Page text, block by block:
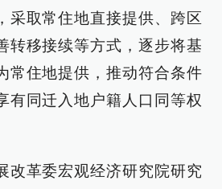
采取常住地直接提供、跨区
转移接续等方式，逐步将基
常住地提供，推动符合条件
有同迁入地户籍人口同等权
改革委宏观经济研究院研究